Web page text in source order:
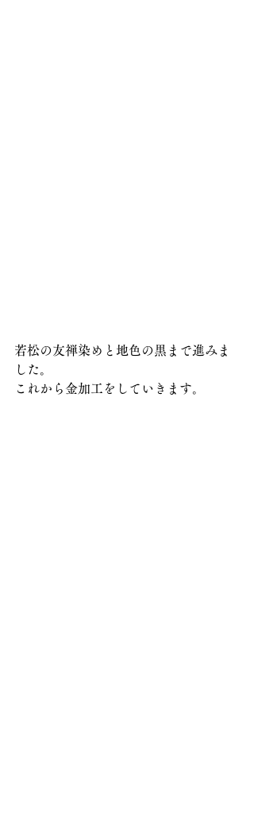
若松の友禅染めと地色の黒まで進みま
した。
これから金加工をしていきます。